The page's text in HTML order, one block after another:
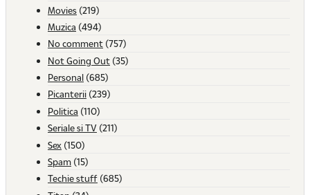
Movies (219)
Muzica (494)
No comment (757)
Not Going Out (35)
Personal (685)
Picanterii (239)
Politica (110)
Seriale si TV (211)
Sex (150)
Spam (15)
Techie stuff (685)